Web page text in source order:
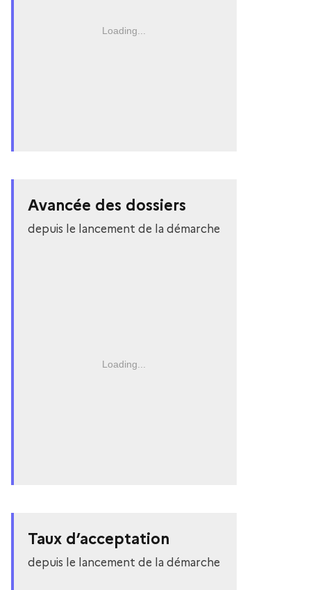
Loading...
Avancée des dossiers
depuis le lancement de la démarche
Loading...
Taux d’acceptation
depuis le lancement de la démarche